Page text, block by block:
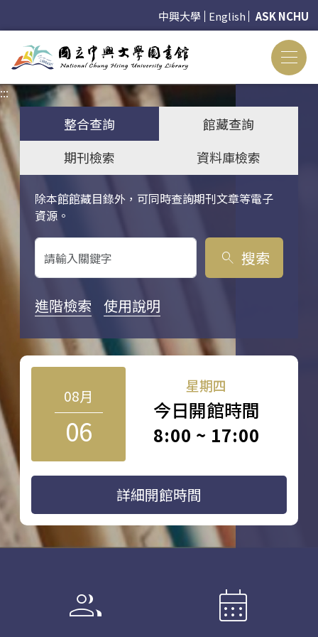
中興大學 English ASK NCHU
:::
整合查詢
館藏查詢
期刊檢索
資料庫檢索
除本館館藏目錄外，可同時查詢期刊文章等電子
資源。
關鍵字搜尋
search 搜索
進階檢索 使用說明
08月
06
星期四
今日開館時間
8:00 ~ 17:00
詳細開館時間
group calendar_month